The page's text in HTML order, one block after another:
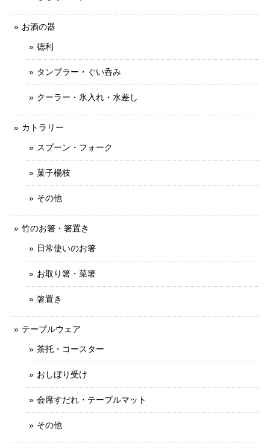
お酒の器
徳利
タンブラー・ぐい呑み
クーラー・氷入れ・水差し
カトラリー
スプーン・フォーク
菓子楊枝
その他
竹のお箸・箸置き
日常使いのお箸
お取り箸・菜箸
箸置き
テーブルウェア
茶托・コースター
おしぼり受け
会席すだれ・テーブルマット
その他